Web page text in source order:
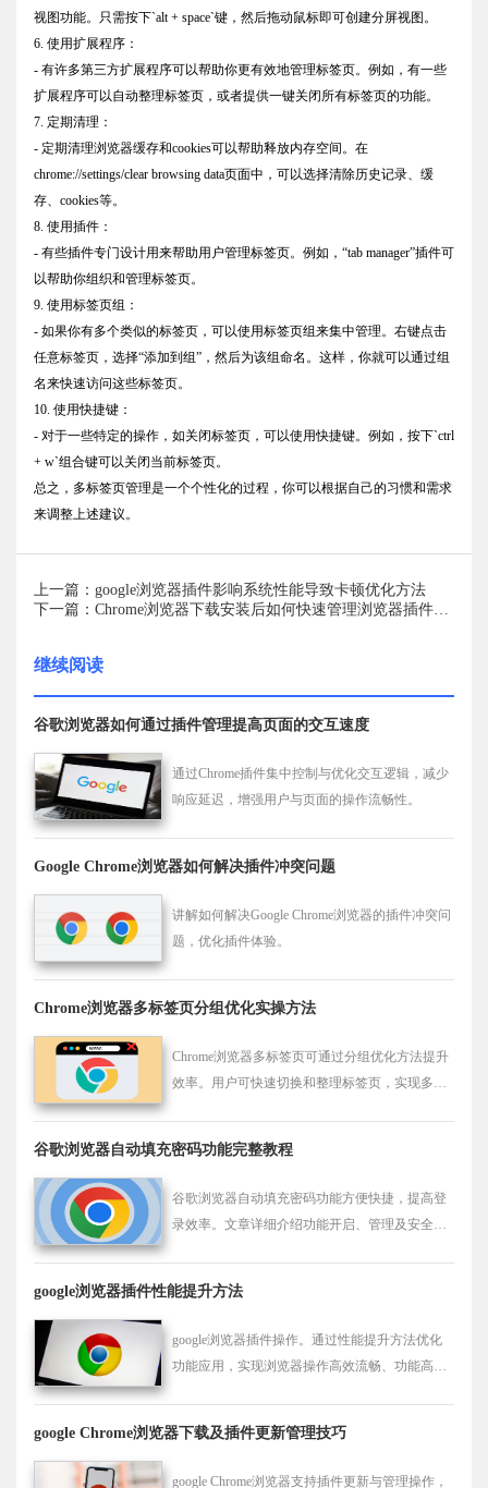
视图功能。只需按下`alt + space`键，然后拖动鼠标即可创建分屏视图。
6. 使用扩展程序：
- 有许多第三方扩展程序可以帮助你更有效地管理标签页。例如，有一些
扩展程序可以自动整理标签页，或者提供一键关闭所有标签页的功能。
7. 定期清理：
- 定期清理浏览器缓存和cookies可以帮助释放内存空间。在
chrome://settings/clear browsing data页面中，可以选择清除历史记录、缓
存、cookies等。
8. 使用插件：
- 有些插件专门设计用来帮助用户管理标签页。例如，“tab manager”插件可
以帮助你组织和管理标签页。
9. 使用标签页组：
- 如果你有多个类似的标签页，可以使用标签页组来集中管理。右键点击
任意标签页，选择“添加到组”，然后为该组命名。这样，你就可以通过组
名来快速访问这些标签页。
10. 使用快捷键：
- 对于一些特定的操作，如关闭标签页，可以使用快捷键。例如，按下`ctrl
+ w`组合键可以关闭当前标签页。
总之，多标签页管理是一个个性化的过程，你可以根据自己的习惯和需求
来调整上述建议。
上一篇：google浏览器插件影响系统性能导致卡顿优化方法
继续阅读
谷歌浏览器如何通过插件管理提高页面的交互速度
通过Chrome插件集中控制与优化交互逻辑，减少
响应延迟，增强用户与页面的操作流畅性。
Google Chrome浏览器如何解决插件冲突问题
讲解如何解决Google Chrome浏览器的插件冲突问
题，优化插件体验。
Chrome浏览器多标签页分组优化实操方法
Chrome浏览器多标签页可通过分组优化方法提升
效率。用户可快速切换和整理标签页，实现多任
谷歌浏览器自动填充密码功能完整教程
谷歌浏览器自动填充密码功能方便快捷，提高登
录效率。文章详细介绍功能开启、管理及安全设
google浏览器插件性能提升方法
google浏览器插件操作。通过性能提升方法优化
功能应用，实现浏览器操作高效流畅、功能高效
google Chrome浏览器下载及插件更新管理技巧
google Chrome浏览器支持插件更新与管理操作，